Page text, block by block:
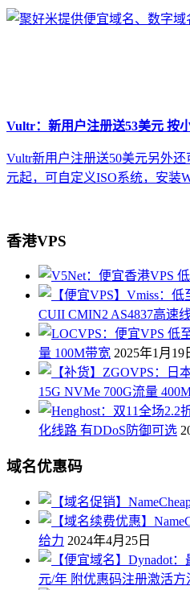
Vultr：新用户注册送53美元 按
Vultr新用户注册送50美元另外
元起，可自定义ISO系统，安装
香港VPS
CUII CMIN2 AS4837高速
量 100M带宽 2025年1月19
15G NVMe 700G流量
化线路 有DDoS防御可选
域名优惠码
给力 2024年4月25日
元/年 附优惠码注册激活方